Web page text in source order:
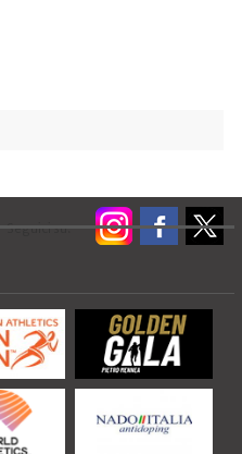
Seguici su: